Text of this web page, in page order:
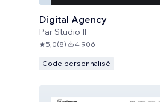
Digital Agency
ParStudio Il
5,0(8) 4 906
Code personnalisé